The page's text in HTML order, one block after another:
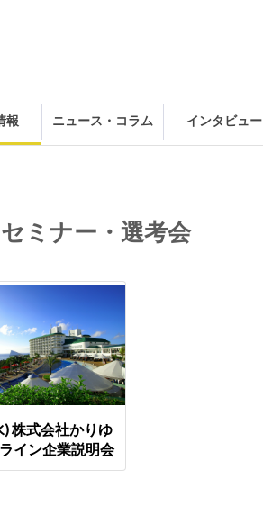
報 ニュース・コラム インタビュー
ミナー・選考会
株式会社かりゆ
イン企業説明会